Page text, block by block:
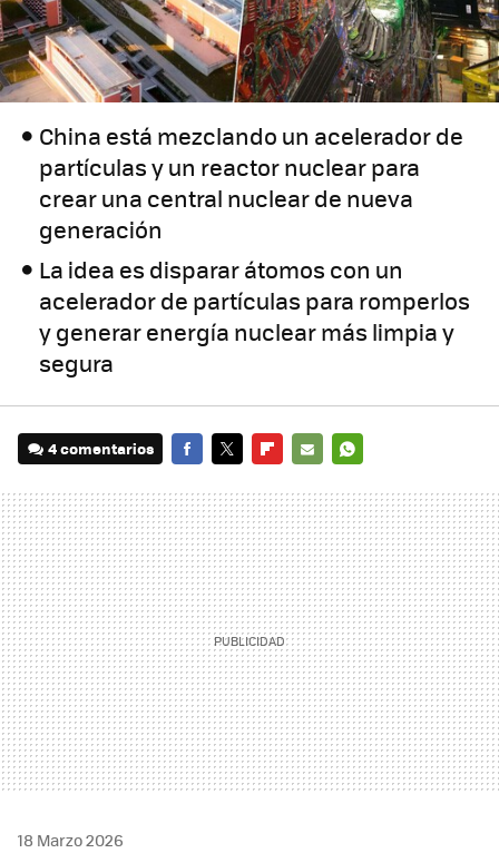
China está mezclando un acelerador de
partículas y un reactor nuclear para
crear una central nuclear de nueva
generación
La idea es disparar átomos con un
acelerador de partículas para romperlos
y generar energía nuclear más limpia y
segura
4 comentarios
MAIL
18 Marzo 2026